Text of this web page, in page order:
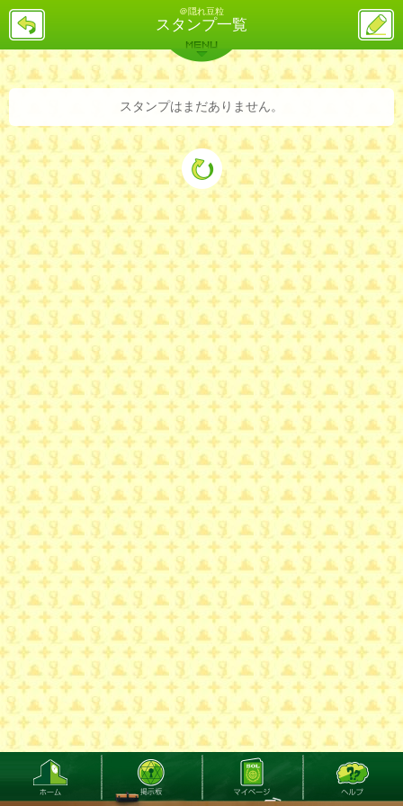
＠隠れ豆粒
スタンプ一覧
戻
ス
投
稿
バックナンバー 詳細検索 ランキング
MENU
スタンプはまだありません。